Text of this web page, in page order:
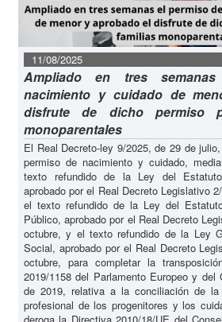
11/08/2025
Ampliado en tres
nacimiento y cuidado de
disfrute de dicho permiso
monoparentales
El Real Decreto-ley 9/2025, de 29 de
permiso de nacimiento y cuidado,
texto refundido de la Ley del
aprobado por el Real Decreto Legislativo
el texto refundido de la Ley del
Público, aprobado por el Real Decreto
octubre, y el texto refundido de la Ley
Social, aprobado por el Real Decreto
octubre, para completar la
2019/1158 del Parlamento Europeo y del
de 2019, relativa a la conciliación de
profesional de los progenitores y los